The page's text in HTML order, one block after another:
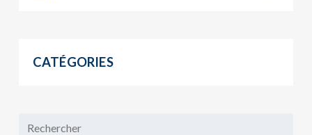
CATÉGORIES